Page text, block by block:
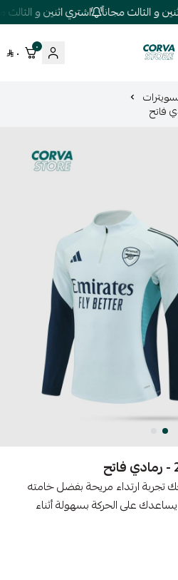
و الثالث مجاناً اشتري اثنين و الثالث
كورفا ستور
٠ ٠
ارسنال 25/26 يمنحك تجربة ارتداء مريحة بفضل خامته
على الحركة بسهولة أثناء